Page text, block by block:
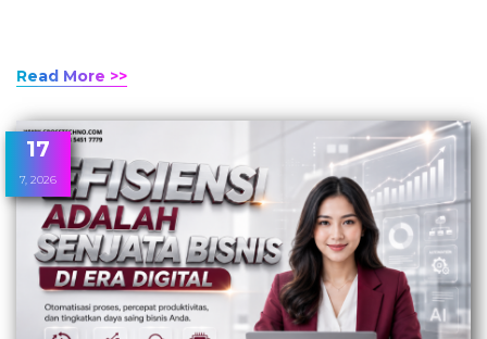
Read More >>
17
7, 2026